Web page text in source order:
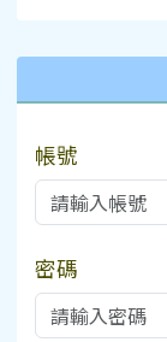
帳號
密碼